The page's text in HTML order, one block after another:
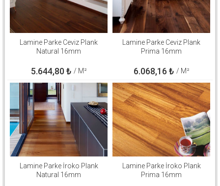
Lamine Parke Ceviz Plank
Natural 16mm
5.644,80₺ / M²
Lamine Parke Ceviz Plank
Prima 16mm
6.068,16 ₺ / M²
Lamine Parke İroko Plank
Natural 16mm
Lamine Parke İroko Plank
Prima 16mm